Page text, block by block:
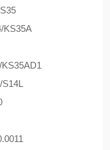
KS35A